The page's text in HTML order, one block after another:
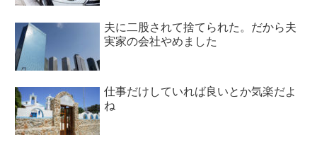
夫に二股されて捨てられた。だから夫
実家の会社やめました
仕事だけしていれば良いとか気楽だよ
ね